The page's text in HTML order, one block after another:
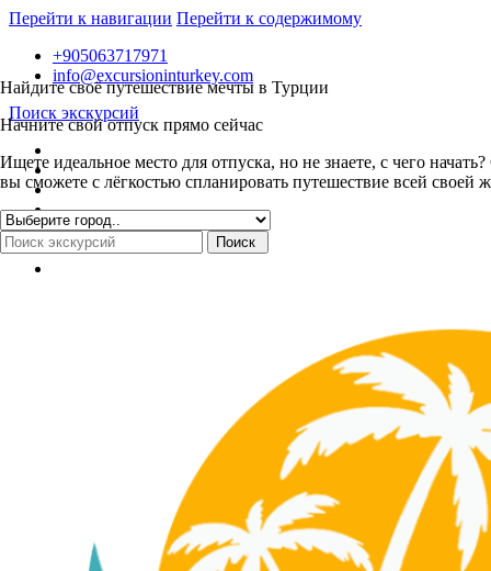
Перейти к навигации Перейти к содержимому
Найдите своё путешествие мечты в Турции
Начните свой отпуск прямо сейчас
Ищете идеальное место для отпуска, но не знаете, с чего
вы сможете с лёгкостью спланировать путешествие всей своей
+905063717971
info@excursioninturkey.com
Поиск экскурсий